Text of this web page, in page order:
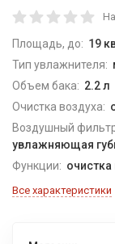
Площадь, до: 19
Тип увлажнителя:
Объем бака: 2.2 л
Очистка воздуха:
Воздушный
увлажняющая
Функции:
Все характеристики